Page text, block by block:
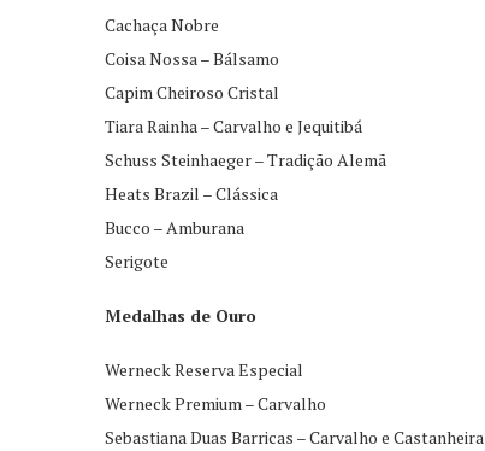
Cachaça Nobre
Coisa Nossa – Bálsamo
Capim Cheiroso Cristal
Tiara Rainha – Carvalho e Jequitibá
Schuss Steinhaeger – Tradição Alemã
Heats Brazil – Clássica
Bucco – Amburana
Serigote
Medalhas de Ouro
Werneck Reserva Especial
Werneck Premium – Carvalho
Sebastiana Duas Barricas – Carvalho e Castanheira